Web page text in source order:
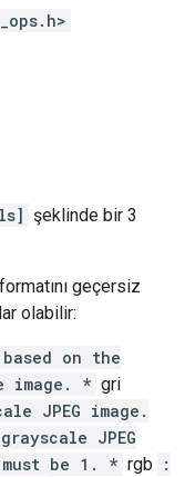
şeklinde bir 3
geçersiz
olabilir:
on the
image. * gri
JPEG image.
JPEG
must be 1. * rgb
: